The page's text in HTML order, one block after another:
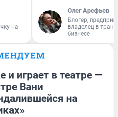
на
Олег Арефьев
Блогер,
владелец в
бизнесе
и играет в театре —
Вани
на